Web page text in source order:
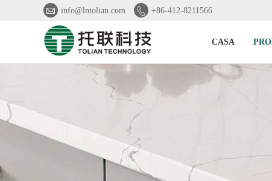
 info@lntolian.com  +86-412-8211566
CASA